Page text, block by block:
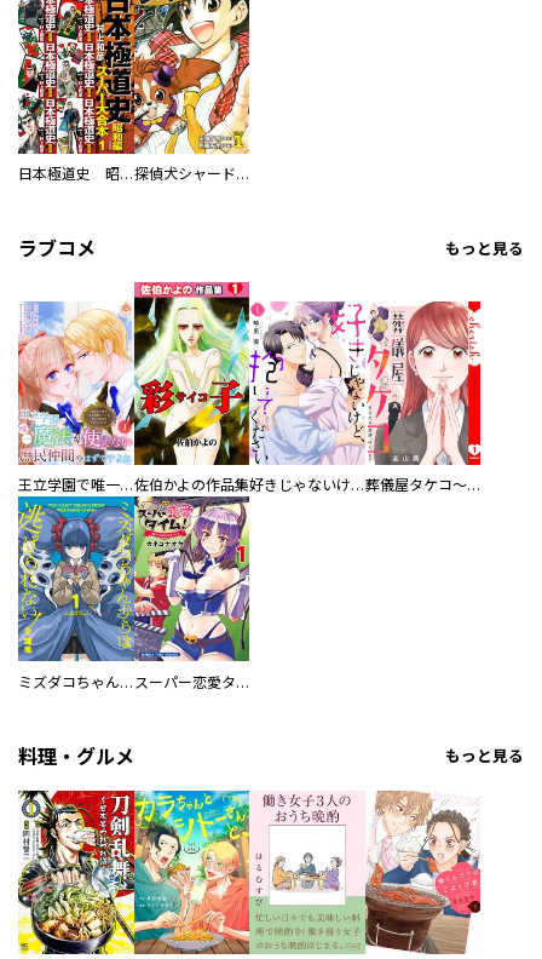
日本極道史 昭和編 スーパー大合本 探偵犬シャードック（新装版）
ラブコメ もっと見る
王立学園で唯一魔法が使えない庶民仲間のはずですよね～実は王子様で私を溺愛しているなんて告白はやめてください～佐伯かよの作品集 好きじゃないけど、抱いてください【電子単行本版／特典おまけ付き】 葬儀屋タケコ～あなたの最期、叶えます【電子単行本版】
ミズダコちゃんからは逃げられない！ スーパー恋愛タイム！～現場でドＳな彼女は自宅でデレる～
料理・グルメ もっと見る